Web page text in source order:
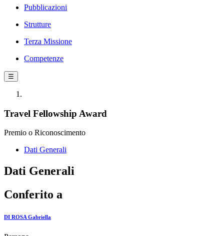
Pubblicazioni
Strutture
Terza Missione
Competenze
☰
Travel Fellowship Award
Premio o Riconoscimento
Dati Generali
Dati Generali
Conferito a
DI ROSA Gabriella